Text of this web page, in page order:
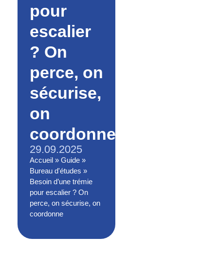
pour
escalier
? On
perce, on
sécurise,
on
coordonne
29.09.2025
Accueil » Guide »
Bureau d'études »
Besoin d’une trémie
pour escalier ? On
perce, on sécurise, on
coordonne